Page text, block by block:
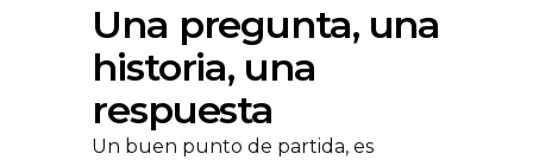
Una pregunta, una
historia, una
respuesta
Un buen punto de partida, es